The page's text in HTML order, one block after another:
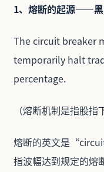
1、熔断的起源——
The circuit breaker
temporarily halt
percentage.
（熔断机制是指股
熔断的英文是
指波幅达到规定的熔